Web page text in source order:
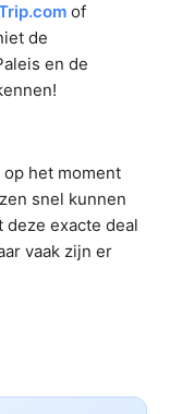
of
de
en de
het moment
snel kunnen
deze exacte deal
vaak zijn er